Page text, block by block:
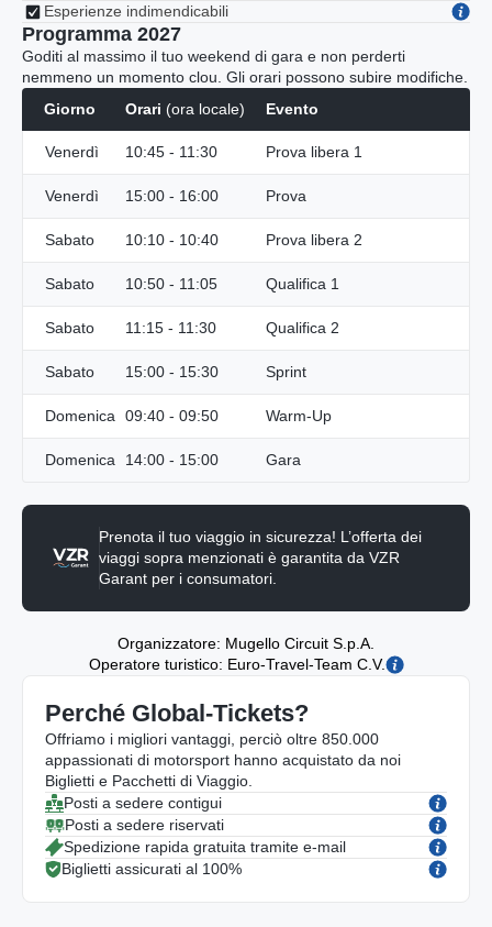
Esperienze indimendicabili
Programma 2027
Goditi al massimo il tuo weekend di gara e non perderti
nemmeno un momento clou. Gli orari possono subire modifiche.
Giorno
Orari (ora locale) Evento
Venerdì 10:45 - 11:30 Prova libera 1
Venerdì 15:00 - 16:00 Prova
Sabato 10:10 - 10:40 Prova libera 2
Sabato 10:50 - 11:05 Qualifica 1
Sabato 11:15 - 11:30 Qualifica 2
Sabato 15:00 - 15:30 Sprint
Domenica 09:40 - 09:50 Warm-Up
Domenica 14:00 - 15:00 Gara
Prenota il tuo viaggio in sicurezza! L’offerta dei
viaggi sopra menzionati è garantita da VZR
Garant per i consumatori.
Organizzatore: Mugello Circuit S.p.A.
Operatore turistico: Euro-Travel-Team C.V.
Perché Global-Tickets?
Offriamo i migliori vantaggi, perciò oltre 850.000
appassionati di motorsport hanno acquistato da noi
Biglietti e Pacchetti di Viaggio.
Posti a sedere contigui
Posti a sedere riservati
Spedizione rapida gratuita tramite e-mail
Biglietti assicurati al 100%